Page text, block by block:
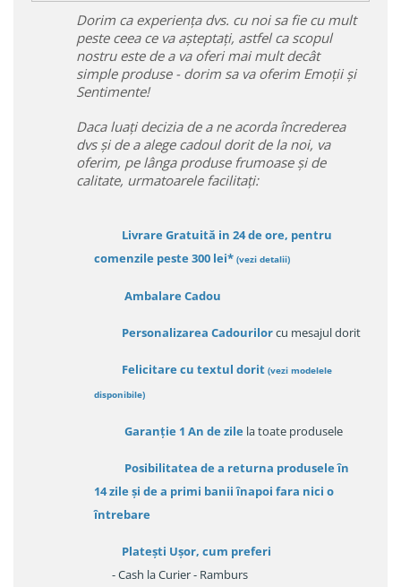
Dorim ca experiența dvs. cu noi sa fie cu mult
peste ceea ce va așteptați, astfel ca scopul
nostru este de a va oferi mai mult decât
simple produse - dorim sa va oferim Emoții și
Sentimente!
Daca luați decizia de a ne acorda încrederea
dvs și de a alege cadoul dorit de la noi, va
oferim, pe lânga produse frumoase și de
calitate, urmatoarele facilitați:
Livrare Gratuită in 24 de ore, pentru
comenzile peste 300 lei* (vezi detalii)
Ambalare Cadou
Personalizarea Cadourilorcu mesajul dorit
Felicitare cu textul dorit (vezi modelele
disponibile)
Garanție 1 An de zile la toate produsele
Posibilitatea de a returna produsele în
14 zileși de a primi banii înapoi fara nici o
întrebare
Platești Ușor, cum preferi
- Cash la Curier - Ramburs